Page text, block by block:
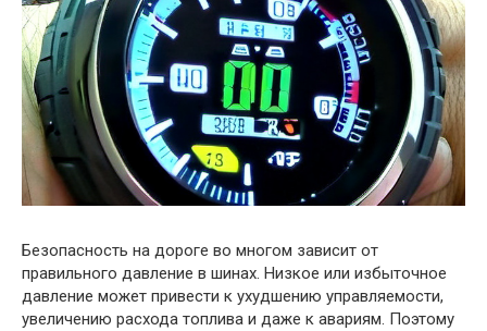
Безопасность на дороге во многом зависит от
правильного давление в шинах. Низкое или избыточное
давление может привести к ухудшению управляемости,
увеличению расхода топлива и даже к авариям. Поэтому